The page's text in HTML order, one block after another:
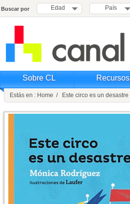
Buscar por Edad País
Sobre CL Recursos
Estás en : Home / Este circo es un desastre